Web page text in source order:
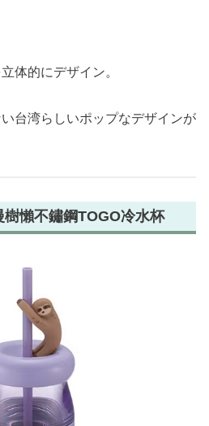
体的にデザイン。
台湾らしいポップなデザインが
懶不鏽鋼TOGO冷水杯